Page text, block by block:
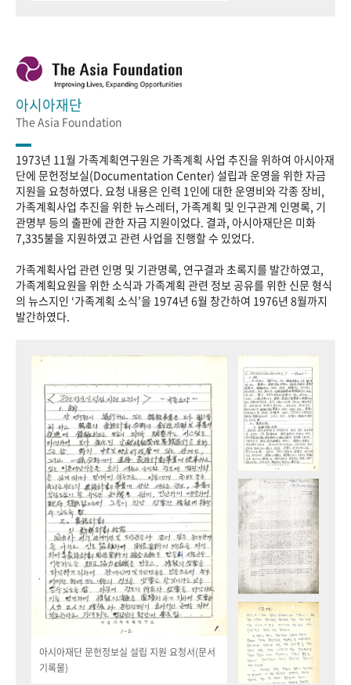
아시아재단
The Asia Foundation
1973년 11월 가족계획연구원은 가족계획 사업 추진을 위하여 아시아재
단에 문헌정보실(Documentation Center) 설립과 운영을 위한 자금
지원을 요청하였다. 요청 내용은 인력 1인에 대한 운영비와 각종 장비,
가족계획사업 추진을 위한 뉴스레터, 가족계획 및 인구관계 인명록, 기
관명부 등의 출판에 관한 자금 지원이었다. 결과, 아시아재단은 미화
7,335불을 지원하였고 관련 사업을 진행할 수 있었다.
가족계획사업 관련 인명 및 기관명록, 연구결과 초록지를 발간하였고,
가족계획요원을 위한 소식과 가족계획 관련 정보 공유를 위한 신문 형식
의 뉴스지인 ‘가족계획 소식’을 1974년 6월 창간하여 1976년 8월까지
발간하였다.
아시아재단 문헌정보실 설립 지원 요청서(문서
기록물)